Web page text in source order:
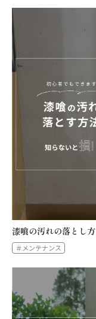
漆喰の汚れの落とし方
＃メンテナンス